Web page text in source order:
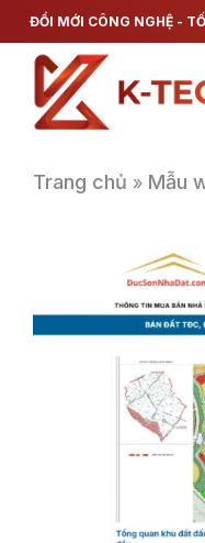
Chuyển
đến
ĐỔI MỚI CÔNG NGHỆ -
Trang chủ » Mẫu